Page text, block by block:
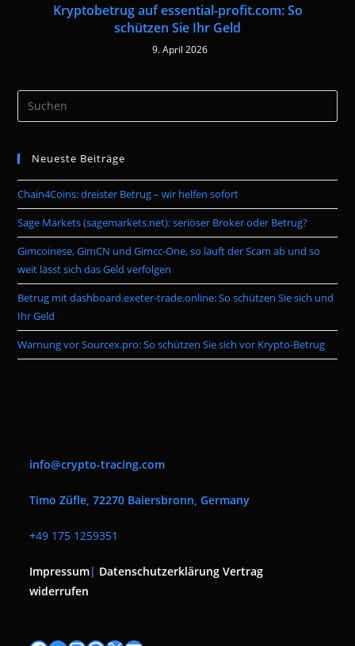
Kryptobetrug auf essential-profit.com: So
schützen Sie Ihr Geld
9. April 2026
the
Neueste Beiträge
Chain4Coins: dreister Betrug – wir helfen sofort
Sage Markets (sagemarkets.net): seriöser Broker oder Betrug?
Gimcoinese, GimCN und Gimcc-One, so läuft der Scam ab und so
weit lässt sich das Geld verfolgen
Betrug mit dashboard.exeter-trade.online: So schützen Sie sich und
Ihr Geld
Warnung vor Sourcex.pro: So schützen Sie sich vor Krypto-Betrug
info@crypto-tracing.com
Timo Züfle, 72270 Baiersbronn, Germany
+49 175 1259351
Impressum| Datenschutzerklärung Vertrag
widerrufen